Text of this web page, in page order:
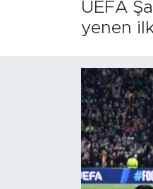
UEFA
yenen